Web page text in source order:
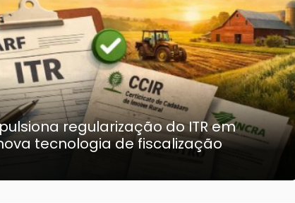
regularização do ITR em
tecnologia de fiscalização